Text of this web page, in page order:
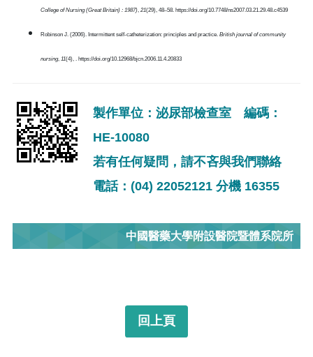
College of Nursing (Great Britain) : 1987), 21(29), 48–58. https://doi.org/10.7748/ns2007.03.21.29.48.c4539
Robinson J. (2006). Intermittent self-catheterization: principles and practice. British journal of community
nursing, 11(4), . https://doi.org/10.12968/bjcn.2006.11.4.20833
製作單位：泌尿部檢查室 編碼：
HE-10080
若有任何疑問，請不吝與我們聯絡
電話：(04) 22052121 分機 16355
中國醫藥大學附設醫院暨體系院所
回上頁